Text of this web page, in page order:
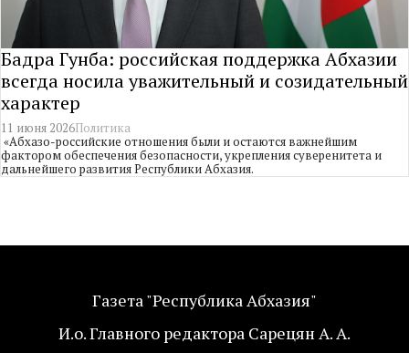
Бадра Гунба: российская поддержка Абхазии
всегда носила уважительный и созидательный
характер
11 июня 2026Политика
«Абхазо-российские отношения были и остаются важнейшим
фактором обеспечения безопасности, укрепления суверенитета и
дальнейшего развития Республики Абхазия.
Газета "Республика Абхазия"
И.о. Главного редактора Сарецян А. А.